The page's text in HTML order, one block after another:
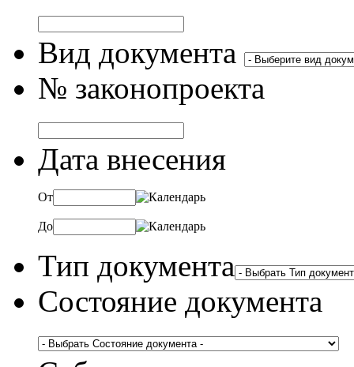
Вид документа
№ законопроекта
Дата внесения
От
До
Тип документа
Состояние документа